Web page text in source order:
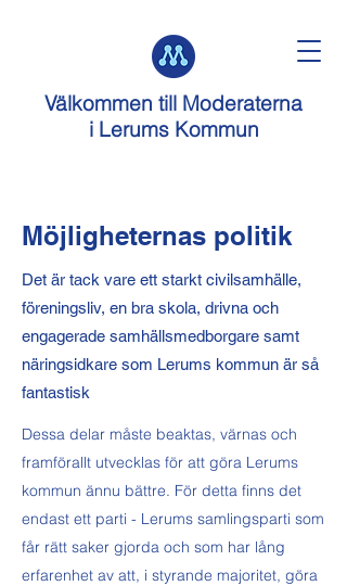
Välkommen till Moderaterna
i Lerums Kommun
Möjligheternas politik
Det är tack vare ett starkt civilsamhälle,
föreningsliv, en bra skola, drivna och
engagerade samhällsmedborgare samt
näringsidkare som Lerums kommun är så
fantastisk
Dessa delar måste beaktas, värnas och
framförallt utvecklas för att göra Lerums
kommun ännu bättre. För detta finns det
endast ett parti - Lerums samlingsparti som
får rätt saker gjorda och som har lång
erfarenhet av att, i styrande majoritet, göra